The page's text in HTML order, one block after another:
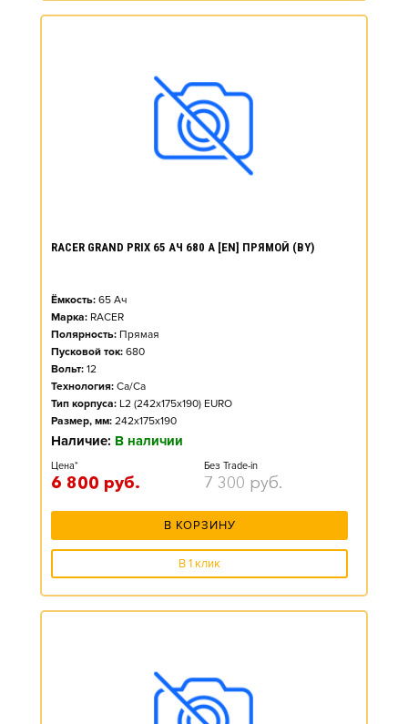
RACER GRAND PRIX 65 АЧ 680 А [EN] ПРЯМОЙ (BY)
Ёмкость: 65 Ач
Марка: RACER
Полярность: Прямая
Пусковой ток: 680
Вольт: 12
Технология: Ca/Ca
Тип корпуса: L2 (242x175x190) EURO
Размер, мм: 242x175x190
Наличие: В наличии
Цена*
6 800 руб.
Без Trade-in
7 300 руб.
В КОРЗИНУ
В 1 клик